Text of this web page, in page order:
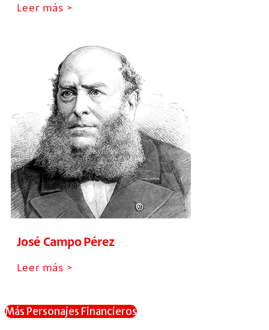
Leer más >
José Campo Pérez
Leer más >
Más Personajes Financieros